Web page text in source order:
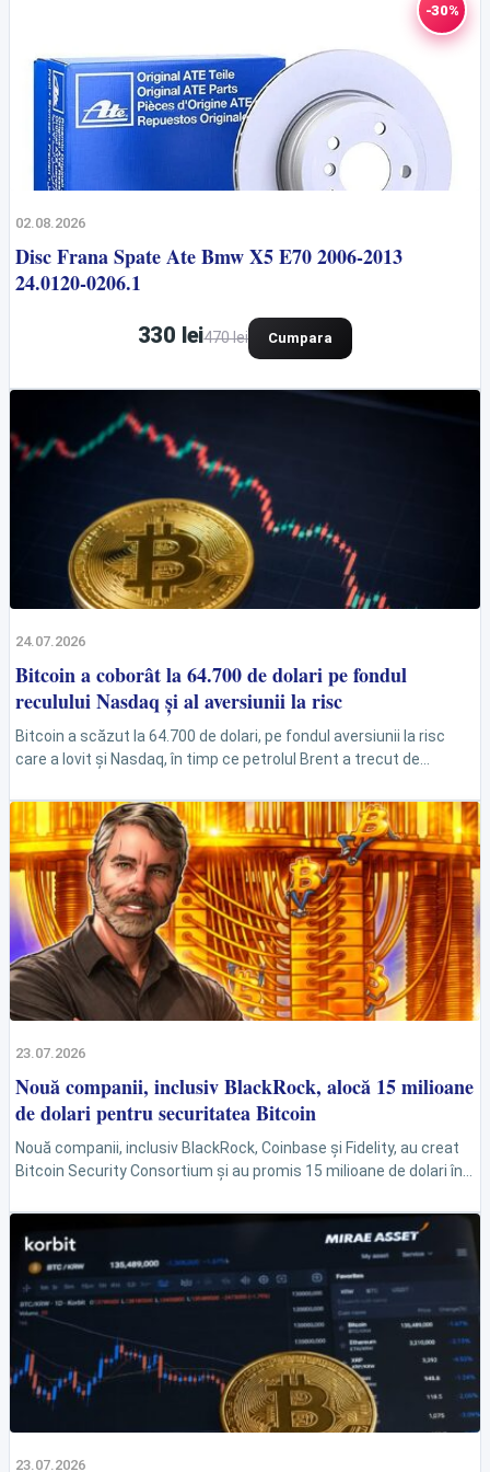
-30%
02.08.2026
Disc Frana Spate Ate Bmw X5 E70 2006-2013
24.0120-0206.1
330 lei470 lei Cumpara
24.07.2026
Bitcoin a coborât la 64.700 de dolari pe fondul
reculului Nasdaq și al aversiunii la risc
Bitcoin a scăzut la 64.700 de dolari, pe fondul aversiunii la risc
care a lovit și Nasdaq, în timp ce petrolul Brent a trecut de...
23.07.2026
Nouă companii, inclusiv BlackRock, alocă 15 milioane
de dolari pentru securitatea Bitcoin
Nouă companii, inclusiv BlackRock, Coinbase și Fidelity, au creat
Bitcoin Security Consortium și au promis 15 milioane de dolari în
23.07.2026